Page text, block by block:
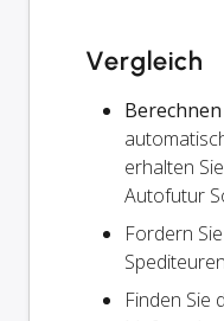
Vergleich
erhalten
Autofutur
Fordern Sie
Finden Sie